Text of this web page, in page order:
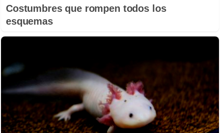
Costumbres que rompen todos los
esquemas